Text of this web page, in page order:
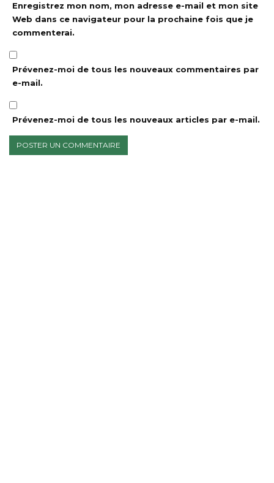
Enregistrez mon nom, mon adresse e-mail et mon site
Web dans ce navigateur pour la prochaine fois que je
commenterai.
Prévenez-moi de tous les nouveaux commentaires par
e-mail.
Prévenez-moi de tous les nouveaux articles par e-mail.